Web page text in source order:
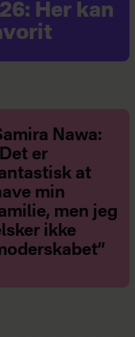
Her kan
Nawa:
er
at
min
men jeg
ikke